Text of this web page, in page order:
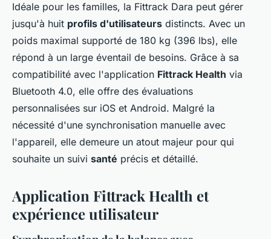
Idéale pour les familles, la Fittrack Dara peut gérer
jusqu'à huit profils d'utilisateurs distincts. Avec un
poids maximal supporté de 180 kg (396 lbs), elle
répond à un large éventail de besoins. Grâce à sa
compatibilité avec l'application Fittrack Health via
Bluetooth 4.0, elle offre des évaluations
personnalisées sur iOS et Android. Malgré la
nécessité d'une synchronisation manuelle avec
l'appareil, elle demeure un atout majeur pour qui
souhaite un suivi santé précis et détaillé.
Application Fittrack Health et
expérience utilisateur